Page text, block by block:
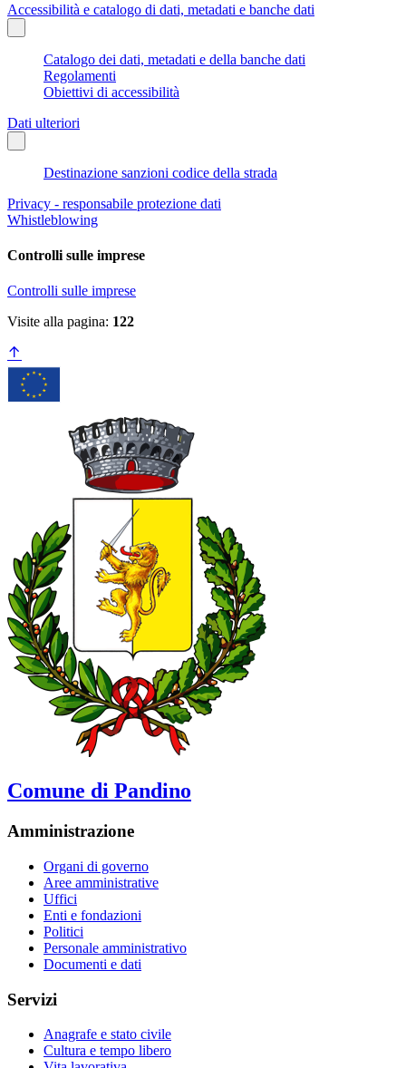
Accessibilità e catalogo di dati, metadati e banche dati
Catalogo dei dati, metadati e della banche dati
Regolamenti
Obiettivi di accessibilità
Dati ulteriori
Destinazione sanzioni codice della strada
Privacy - responsabile protezione dati
Whistleblowing
Controlli sulle imprese
Controlli sulle imprese
Visite alla pagina: 122
Comune di Pandino
Amministrazione
Organi di governo
Aree amministrative
Uffici
Enti e fondazioni
Politici
Personale amministrativo
Documenti e dati
Servizi
Anagrafe e stato civile
Cultura e tempo libero